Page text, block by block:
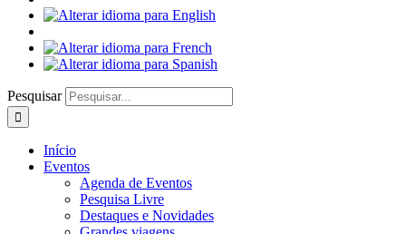
Pesquisar
Início
Eventos
Agenda de Eventos
Pesquisa Livre
Destaques e Novidades